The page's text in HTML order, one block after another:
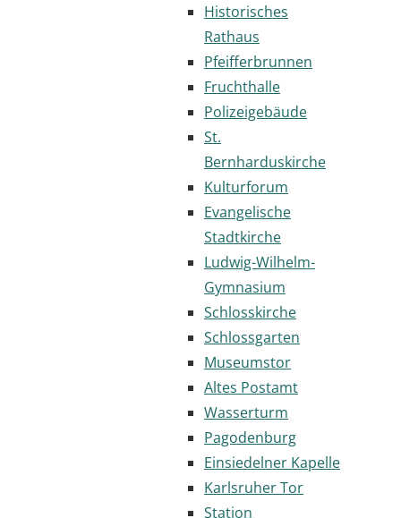
Historisches
Rathaus
Pfeifferbrunnen
Fruchthalle
Polizeigebäude
St.
Bernharduskirche
Kulturforum
Evangelische
Stadtkirche
Ludwig-Wilhelm-
Gymnasium
Schlosskirche
Schlossgarten
Museumstor
Altes Postamt
Wasserturm
Pagodenburg
Einsiedelner Kapelle
Karlsruher Tor
Station